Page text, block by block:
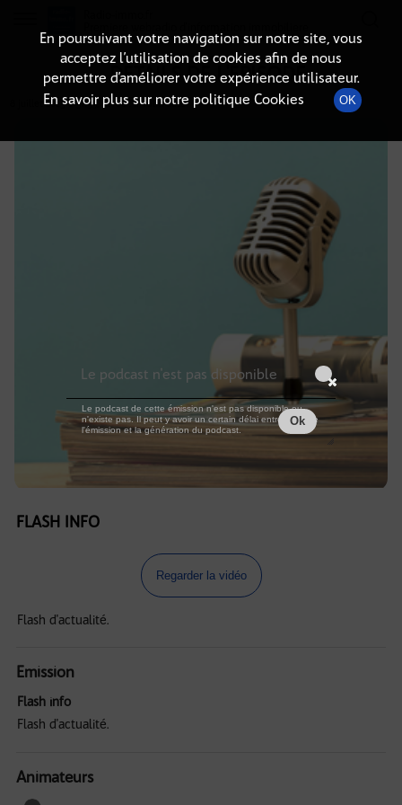
DÉTAILS DE L'ÉPISODE
8 juillet 2025à 5h59 , durée : Invalid date
FLASH INFO
Regarder la vidéo
Flash d'actualité.
Emission
Flash info
Flash d'actualité.
Animateurs
En poursuivant votre navigation sur notre site, vous
acceptez l’utilisation de cookies afin de nous
permettre d’améliorer votre expérience utilisateur.
En savoir plus sur notre politique Cookies
OK
Le podcast n'est pas disponible
Le podcast de cette émission n'est pas disponible ou
n'existe pas. Il peut y avoir un certain délai entre la fin de
l'émission et la génération du podcast.
Ok